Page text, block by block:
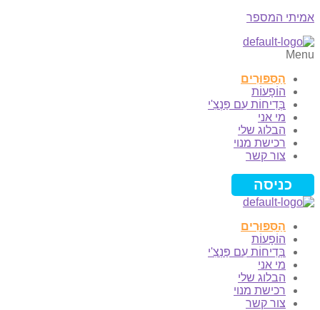
אמיתי המספר
Menu
הַסִּפּוּרִים
הוֹפָעוֹת
בְּדִיחוֹת עִם פַּנְצִ'י
מי אני
הבלוג שלי
רכישת מנוי
צור קשר
כניסה
הַסִּפּוּרִים
הוֹפָעוֹת
בְּדִיחוֹת עִם פַּנְצִ'י
מי אני
הבלוג שלי
רכישת מנוי
צור קשר